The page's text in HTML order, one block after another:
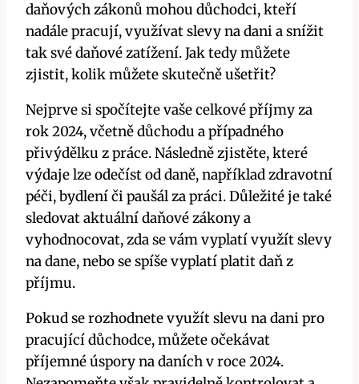
daňových zákonů mohou důchodci, kteří
nadále pracují, využívat slevy na dani a snížit
tak své daňové zatížení. Jak tedy můžete
zjistit, kolik můžete skutečně ušetřit?
Nejprve si spočítejte vaše celkové příjmy za
rok 2024, včetně důchodu a případného
přivýdělku z práce. Následně zjistěte, které
výdaje lze odečíst od daně, například zdravotní
péči, bydlení či paušál za práci. Důležité je také
sledovat aktuální daňové zákony a
vyhodnocovat, zda se vám vyplatí využít slevy
na dane, nebo se spíše vyplatí platit daň z
příjmu.
Pokud se rozhodnete využít slevu na dani pro
pracující důchodce, můžete očekávat
příjemné úspory na daních v roce 2024.